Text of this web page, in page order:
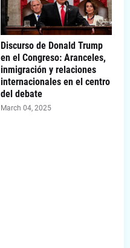
Discurso de Donald Trump
en el Congreso: Aranceles,
inmigración y relaciones
internacionales en el centro
del debate
March 04, 2025